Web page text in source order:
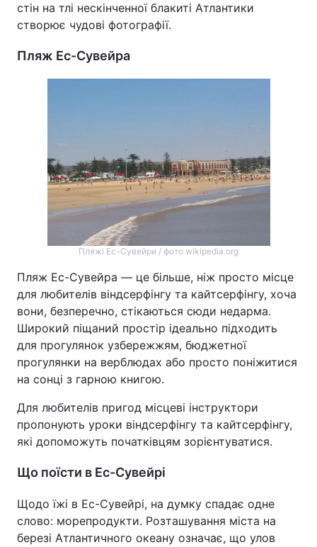
стін на тлі нескінченної блакиті Атлантики
створює чудові фотографії.
Пляж Ес-Сувейра
Пляжі Ес-Сувейри / фото wikipedia.org
Пляж Ес-Сувейра — це більше, ніж просто місце
для любителів віндсерфінгу та кайтсерфінгу, хоча
вони, безперечно, стікаються сюди недарма.
Широкий піщаний простір ідеально підходить
для прогулянок узбережжям, бюджетної
прогулянки на верблюдах або просто поніжитися
на сонці з гарною книгою.
Для любителів пригод місцеві інструктори
пропонують уроки віндсерфінгу та кайтсерфінгу,
які допоможуть початківцям зорієнтуватися.
Що поїсти в Ес-Сувейрі
Щодо їжі в Ес-Сувейрі, на думку спадає одне
слово: морепродукти. Розташування міста на
березі Атлантичного океану означає, що улов